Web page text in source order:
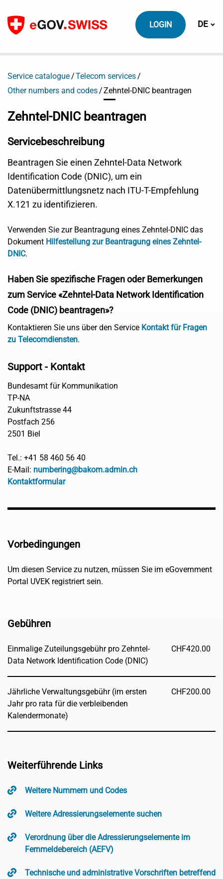
Zum Inhalt
LOGIN DE
Service catalogue
Telecom services
Other numbers and codes
Zehntel-DNIC beantragen
Zehntel-DNIC beantragen
Servicebeschreibung
Beantragen Sie einen Zehntel-Data Network
Identification Code (DNIC), um ein
Datenübermittlungsnetz nach ITU-T-Empfehlung
X.121 zu identifizieren.
Verwenden Sie zur Beantragung eines Zehntel-DNIC das
Dokument Hilfestellung zur Beantragung eines Zehntel-
DNIC.
Haben Sie spezifische Fragen oder Bemerkungen
zum Service «Zehntel-Data Network Identification
Code (DNIC) beantragen»?
Kontaktieren Sie uns über den Service Kontakt für Fragen
zu Telecomdiensten.
Support - Kontakt
Bundesamt für Kommunikation
TP-NA
Zukunftstrasse 44
Postfach 256
2501 Biel
Tel.: +41 58 460 56 40
E-Mail: numbering@bakom.admin.ch
Kontaktformular
Vorbedingungen
Um diesen Service zu nutzen, müssen Sie im eGovernment
Portal UVEK registriert sein.
Gebühren
Einmalige Zuteilungsgebühr pro Zehntel-
Data Network Identification Code (DNIC)
CHF420.00
Jährliche Verwaltungsgebühr (im ersten
Jahr pro rata für die verbleibenden
Kalendermonate)
CHF200.00
Weiterführende Links
Weitere Nummern und Codes
Weitere Adressierungselemente suchen
Verordnung über die Adressierungselemente im
Fernmeldebereich (AEFV)
Technische und administrative Vorschriften betreffend